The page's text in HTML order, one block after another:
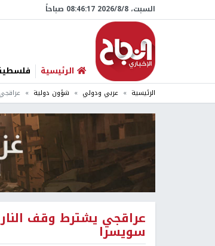
السبت، 8/‏8/‏2026 08:46:18 صباحاً
الرئيسية
الرئيسية عربي ودولي شؤون دولية
عراقجي يشترط وقف
سويسرا